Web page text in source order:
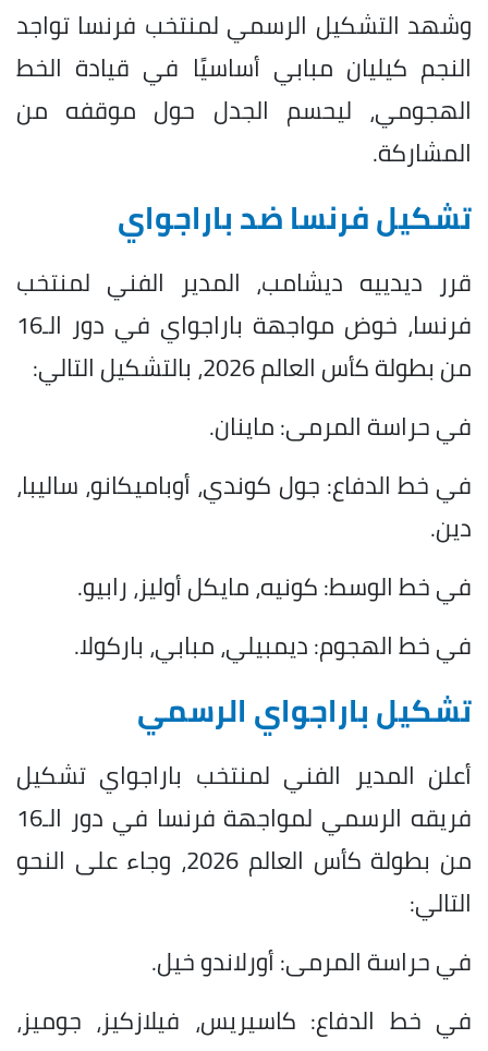
وشهد التشكيل الرسمي لمنتخب فرنسا تواجد
النجم كيليان مبابي أساسيًا في قيادة الخط
الهجومي، ليحسم الجدل حول موقفه من
المشاركة.
تشكيل فرنسا ضد باراجواي
قرر ديدييه ديشامب، المدير الفني لمنتخب
فرنسا، خوض مواجهة باراجواي في دور الـ16
من بطولة كأس العالم 2026، بالتشكيل التالي:
في حراسة المرمى: ماينان.
في خط الدفاع: جول كوندي، أوباميكانو، ساليبا،
دين.
في خط الوسط: كونيه، مايكل أوليز، رابيو.
في خط الهجوم: ديمبيلي، مبابي، باركولا.
تشكيل باراجواي الرسمي
أعلن المدير الفني لمنتخب باراجواي تشكيل
فريقه الرسمي لمواجهة فرنسا في دور الـ16
من بطولة كأس العالم 2026، وجاء على النحو
التالي:
في حراسة المرمى: أورلاندو خيل.
في خط الدفاع: كاسيريس، فيلازكيز، جوميز،